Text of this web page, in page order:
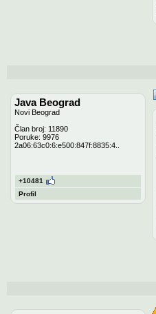
Java Beograd
Novi Beograd
Član broj: 11890
Poruke: 9976
2a06:63c0:6:e500:847f:8835:4..
+10481
Profil